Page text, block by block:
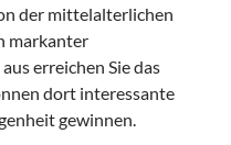
der mittelalterlichen
markanter
erreichen Sie das
dort interessante
gewinnen.